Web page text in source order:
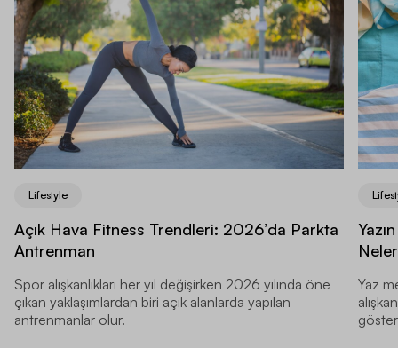
Lifestyle
Açık Hava Fitness Trendleri: 2026’da Parkta
Antrenman
Spor alışkanlıkları her yıl değişirken 2026 yılında öne
çıkan yaklaşımlardan biri açık alanlarda yapılan
antrenmanlar olur.
Yaz